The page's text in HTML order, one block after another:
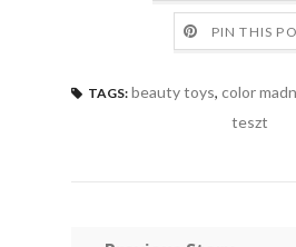
PIN THIS
TAGS: beauty toys, color
teszt